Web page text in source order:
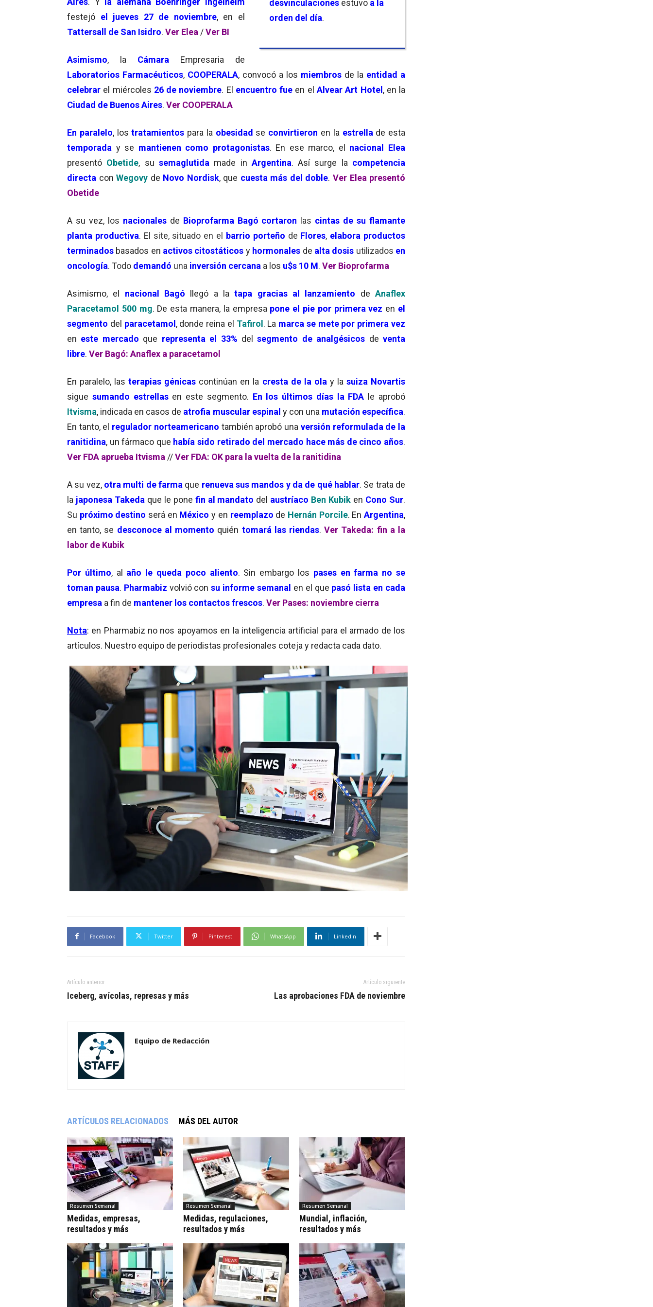
desvinculaciones estuvo a la
orden del día.
festejó el jueves 27 de noviembre, en el
Tattersall de San Isidro. Ver Elea /Ver BI
Asimismo, la Cámara Empresaria de
Laboratorios Farmacéuticos, COOPERALA, convocó a los miembros de la entidad a
celebrar el miércoles 26 de noviembre. El encuentro fue en elAlvear Art Hotel, en la
Ciudad de Buenos Aires. Ver COOPERALA
En paralelo, lostratamientos para la obesidad se convirtieron en la estrella de esta
temporada y se mantienen como protagonistas. En ese marco, el nacional Elea
presentó Obetide, su semaglutida made in Argentina. Así surge la competencia
directa conWegovy de Novo Nordisk, que cuesta más del doble. Ver Elea presentó
Obetide
A su vez, los nacionales de Bioprofarma Bagó cortaron las cintas de su flamante
planta productiva. El site, situado en el barrio porteño de Flores, elabora productos
terminados basados en activos citostáticos yhormonales de alta dosis utilizados en
oncología. Todo demandó una inversión cercana a los u$s 10 M. Ver Bioprofarma
Asimismo, el nacional Bagó llegó a la tapa gracias al lanzamiento deAnaflex
Paracetamol 500 mg. De esta manera, la empresa pone el pie por primera vez en el
segmento del paracetamol, donde reina el Tafirol. La marca se mete por primera vez
en este mercado que representa el 33% delsegmento de analgésicos deventa
libre. Ver Bagó: Anaflex a paracetamol
En paralelo, lasterapias génicas continúan en la cresta de la ola y la suiza Novartis
sigue sumando estrellasen este segmento. En los últimos días la FDA le aprobó
Itvisma, indicada en casos de atrofia muscular espinal y con una mutación específica.
En tanto, el regulador norteamericano también aprobó una versión reformulada de la
ranitidina, un fármaco que había sido retirado del mercado hace más de cinco años.
Ver FDA aprueba Itvisma //Ver FDA: OK para la vuelta de la ranitidina
A su vez, otra multi de farma que renueva sus mandos y da de qué hablar. Se trata de
la japonesa Takeda que le pone fin al mandato del austríaco Ben Kubik en Cono Sur.
Su próximo destino será en México y en reemplazo de Hernán Porcile. EnArgentina,
en tanto, se desconoce al momento quién tomará las riendas.Ver Takeda: fin a la
labor de Kubik
Por último, al año le queda poco aliento. Sin embargo los pases en farma no se
toman pausa. Pharmabiz volvió consu informe semanal en el que pasó lista en cada
empresa a fin de mantener los contactos frescos. Ver Pases: noviembre cierra
Nota: en Pharmabiz no nos apoyamos en la inteligencia artificial para el armado de los
artículos. Nuestro equipo de periodistas profesionales coteja y redacta cada dato.
Facebook Twitter Pinterest WhatsApp Linkedin
Artículo anterior
Iceberg, avícolas, represas y más
Artículo siguiente
Las aprobaciones FDA de noviembre
Equipo de Redacción
ARTÍCULOS RELACIONADOS MÁS DEL AUTOR
Resumen Semanal
Medidas, empresas,
resultados y más
Resumen Semanal
Medidas, regulaciones,
resultados y más
Resumen Semanal
Mundial, inflación,
resultados y más